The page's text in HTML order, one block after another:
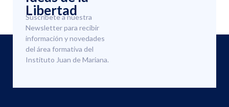
Libertad
Suscríbete a nuestra
Newsletter para recibir
información y novedades
del área formativa del
Instituto Juan de Mariana.